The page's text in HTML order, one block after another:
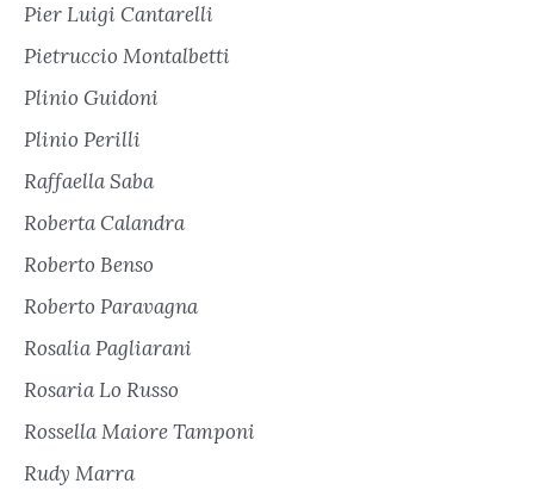
Pier Luigi Cantarelli
Pietruccio Montalbetti
Plinio Guidoni
Plinio Perilli
Raffaella Saba
Roberta Calandra
Roberto Benso
Roberto Paravagna
Rosalia Pagliarani
Rosaria Lo Russo
Rossella Maiore Tamponi
Rudy Marra